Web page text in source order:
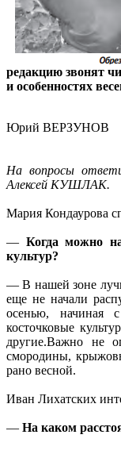
редакцию звонят
и особенностях
Юрий ВЕРЗУНОВ
На вопросы
Алексей КУШЛАК.
Мария Кондаурова
— Когда можно
культур?
— В нашей зоне
еще не начали
осенью, начиная
косточковые
другие.Важно не
смородины,
рано весной.
Иван Лихатских
— На каком